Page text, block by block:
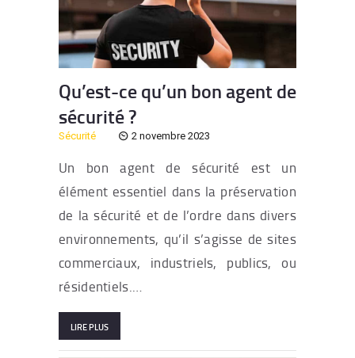
Qu’est-ce qu’un bon agent de
sécurité ?
Sécurité 2 novembre 2023
Un bon agent de sécurité est un
élément essentiel dans la préservation
de la sécurité et de l’ordre dans divers
environnements, qu’il s’agisse de sites
commerciaux, industriels, publics, ou
résidentiels.…
LIRE PLUS